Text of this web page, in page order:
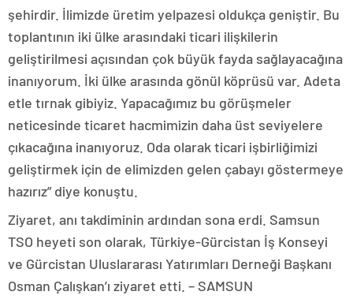
şehirdir. İlimizde üretim yelpazesi oldukça geniştir. Bu
toplantının iki ülke arasındaki ticari ilişkilerin
geliştirilmesi açısından çok büyük fayda sağlayacağına
inanıyorum. İki ülke arasında gönül köprüsü var. Adeta
etle tırnak gibiyiz. Yapacağımız bu görüşmeler
neticesinde ticaret hacmimizin daha üst seviyelere
çıkacağına inanıyoruz. Oda olarak ticari işbirliğimizi
geliştirmek için de elimizden gelen çabayı göstermeye
hazırız” diye konuştu.
Ziyaret, anı takdiminin ardından sona erdi. Samsun
TSO heyeti son olarak, Türkiye-Gürcistan İş Konseyi
ve Gürcistan Uluslararası Yatırımları Derneği Başkanı
Osman Çalışkan’ı ziyaret etti. – SAMSUN